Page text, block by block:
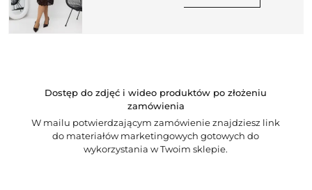
Dostęp do zdjęć i wideo produktów po złożeniu
zamówienia
W mailu potwierdzającym zamówienie znajdziesz link
do materiałów marketingowych gotowych do
wykorzystania w Twoim sklepie.